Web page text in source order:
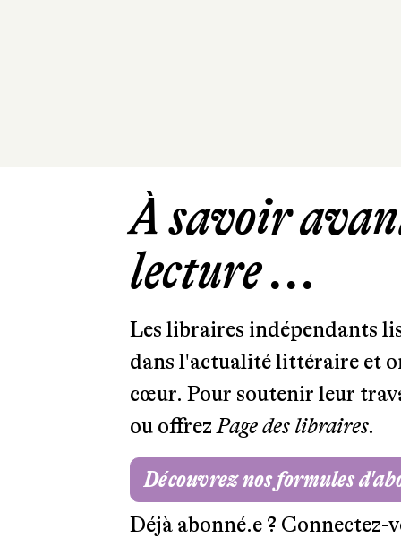
À savoir
lecture ...
Les libraires indépendants
dans l'actualité littéraire et
cœur. Pour soutenir leur
ou offrezPage des libraires.
Découvrez nos formules
Déjà abonné.e ? Connectez-